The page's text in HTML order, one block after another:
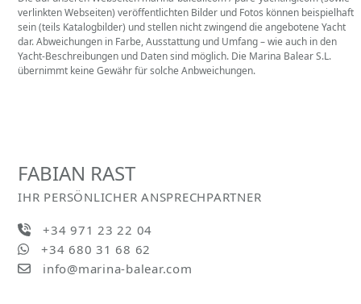
verlinkten Webseiten) veröffentlichten Bilder und Fotos können beispielhaft
sein (teils Katalogbilder) und stellen nicht zwingend die angebotene Yacht
dar. Abweichungen in Farbe, Ausstattung und Umfang – wie auch in den
Yacht-Beschreibungen und Daten sind möglich. Die Marina Balear S.L.
übernimmt keine Gewähr für solche Anbweichungen.
FABIAN RAST
IHR PERSÖNLICHER ANSPRECHPARTNER
+34 971 23 22 04
+34 680 31 68 62
info@marina-balear.com